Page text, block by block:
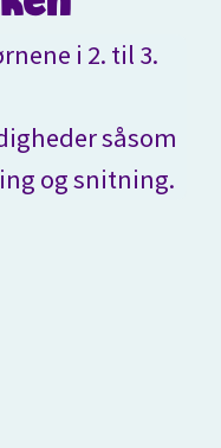
i 2. til 3.
såsom
og snitning.